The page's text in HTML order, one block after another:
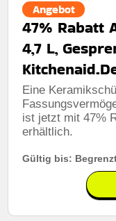
Angebot
47% Rabatt
4,7 L,
Eine
ist jetzt mit 47%
erhältlich.
Gültig bis: